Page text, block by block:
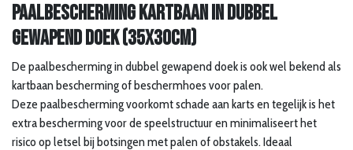
Paalbescherming kartbaan in dubbel
gewapend doek (35x30cm)
De paalbescherming in dubbel gewapend doek is ook wel bekend als
kartbaan bescherming of beschermhoes voor palen.
Deze paalbescherming voorkomt schade aan karts en tegelijk is het
extra bescherming voor de speelstructuur en minimaliseert het
risico op letsel bij botsingen met palen of obstakels. Ideaal